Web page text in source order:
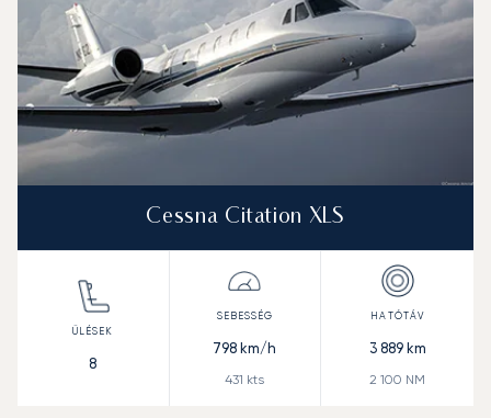
Cessna Citation XLS
8
798 km/h
431 kts
3 889km
2 100 NM